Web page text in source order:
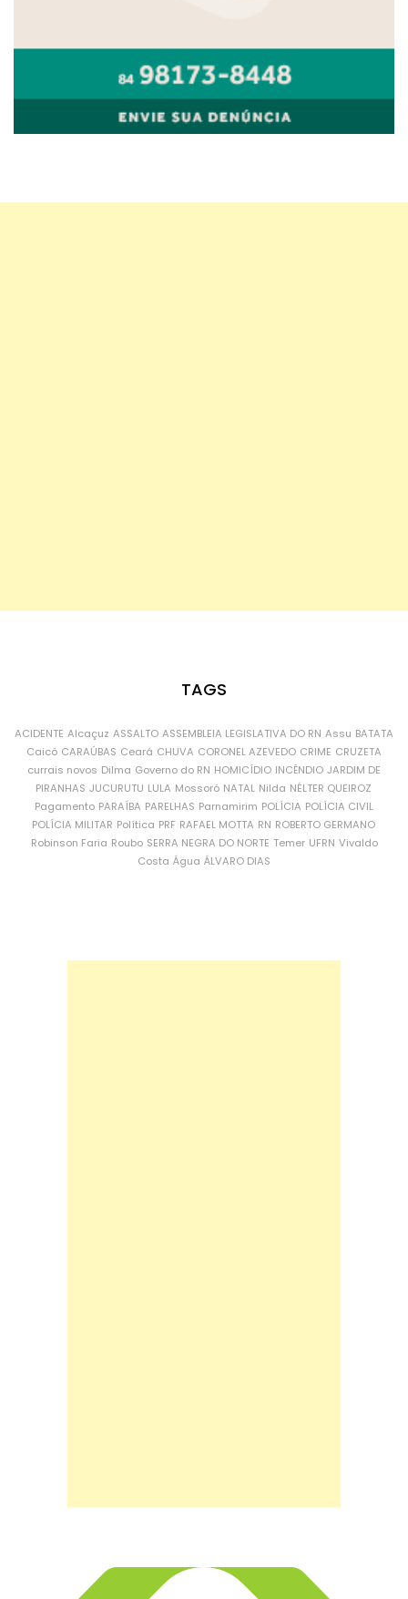
TAGS
ACIDENTE Alcaçuz ASSALTO ASSEMBLEIA LEGISLATIVA DO RN Assu BATATA
Caicó CARAÚBAS Ceará CHUVA CORONEL AZEVEDO CRIME CRUZETA
currais novos Dilma Governo do RN HOMICÍDIO INCÊNDIO JARDIM DE
PIRANHAS JUCURUTU LULA Mossoró NATAL Nilda NÉLTER QUEIROZ
Pagamento PARAÍBA PARELHAS Parnamirim POLÍCIA POLÍCIA CIVIL
POLÍCIA MILITAR Política PRF RAFAEL MOTTA RN ROBERTO GERMANO
Robinson Faria Roubo SERRA NEGRA DO NORTE Temer UFRN Vivaldo
Costa Água ÁLVARO DIAS